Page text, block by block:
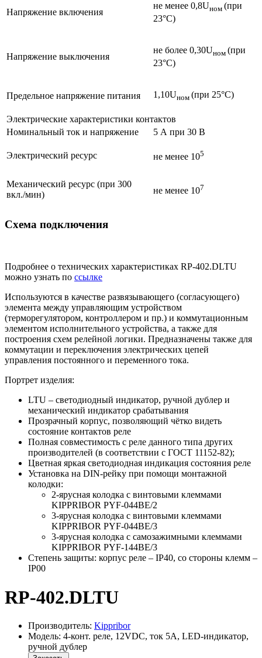
Напряжение включения
не менее 0,8Uном (при
23°С)
Напряжение выключения
не более 0,30Uном (при
23°С)
Предельное напряжение питания 1,10Uном (при 25°С)
Электрические характеристики контактов
Номинальный ток и напряжение
5 А при 30 В
Электрический ресурс не менее 105
Механический ресурс (при 300
вкл./мин)
не менее 107
Схема подключения
Подробнее о технических характеристиках RP-402.DLTU
можно узнать по ссылке
Используются в качестве развязывающего (согласующего)
элемента между управляющим устройством
(терморегулятором, контроллером и пр.) и коммутационным
элементом исполнительного устройства, а также для
построения схем релейной логики. Предназначены также для
коммутации и переключения электрических цепей
управления постоянного и переменного тока.
Портрет изделия:
LTU – светодиодный индикатор, ручной дублер и
механический индикатор срабатывания
Прозрачный корпус, позволяющий чётко видеть
состояние контактов реле
Полная совместимость с реле данного типа других
производителей (в соответствии с ГОСТ 11152-82);
Цветная яркая светодиодная индикация состояния реле
Установка на DIN-рейку при помощи монтажной
колодки:
2-ярусная колодка с винтовыми клеммами
KIPPRIBOR PYF-044BE/2
3-ярусная колодка с винтовыми клеммами
KIPPRIBOR PYF-044BE/3
3-ярусная колодка с самозажимными клеммами
KIPPRIBOR PYF-144BE/3
Степень защиты: корпус реле – IP40, со стороны клемм –
IP00
RP-402.DLTU
Производитель: Kippribor
Модель: 4-конт. реле, 12VDC, ток 5А, LED-индикатор,
ручной дублер